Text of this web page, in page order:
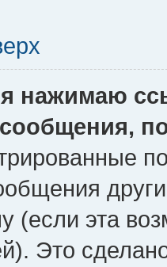
я нажимаю
(если эта
Это